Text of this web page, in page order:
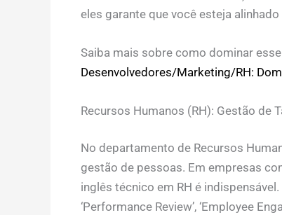
eles garante que você esteja
Saiba mais sobre como dominar
Desenvolvedores/Marketing/RH:
Recursos Humanos (RH): Gestão de
No departamento de Recursos
gestão de pessoas. Em empresas
inglês técnico em RH é indispensável.
‘Performance Review’, ‘Employee